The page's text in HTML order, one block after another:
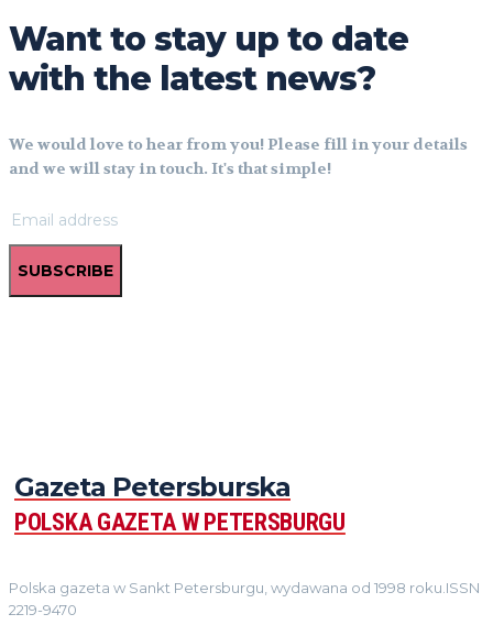
Want to stay up to date
with the latest news?
We would love to hear from you! Please fill in your details
and we will stay in touch. It's that simple!
SUBSCRIBE
Gazeta Petersburska
POLSKA GAZETA W PETERSBURGU
Polska gazeta w Sankt Petersburgu, wydawana od 1998 roku.ISSN
2219-9470